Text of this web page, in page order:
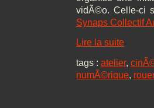
vidÃ©o. Celle-ci
Synaps Collectif
Lire la suite
tags : atelier,
numÃ©rique,